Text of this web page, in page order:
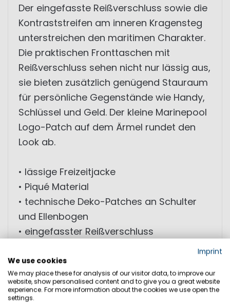
Der eingefasste Reißverschluss sowie die
Kontraststreifen am inneren Kragensteg
unterstreichen den maritimen Charakter.
Die praktischen Fronttaschen mit
Reißverschluss sehen nicht nur lässig aus,
sie bieten zusätzlich genügend Stauraum
für persönliche Gegenstände wie Handy,
Schlüssel und Geld. Der kleine Marinepool
Logo-Patch auf dem Ärmel rundet den
Look ab.
• lässige Freizeitjacke
• Piqué Material
• technische Deko-Patches an Schulter
und Ellenbogen
• eingefasster Reißverschluss
maritimen Look
• praktische Fronttaschen mit
Reißverschluss
Imprint
We use cookies
We may place these for analysis of our visitor data, to improve our
website, show personalised content and to give you a great website
experience. For more information about the cookies we use open the
settings.